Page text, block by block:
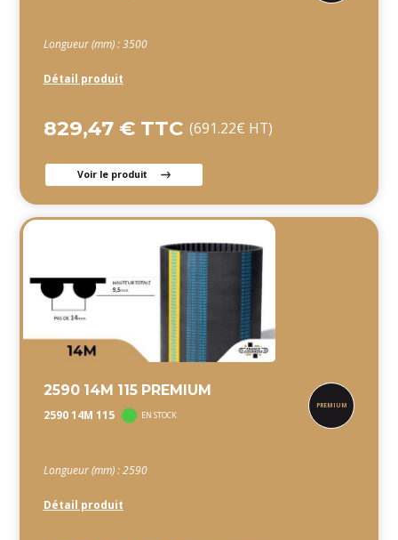
Longueur (mm) : 3500
Détail produit
829,47 € TTC (691.22€ HT)
Voir le produit
2590 14M 115 PREMIUM
2590 14M 115 EN STOCK
Longueur (mm) : 2590
Détail produit